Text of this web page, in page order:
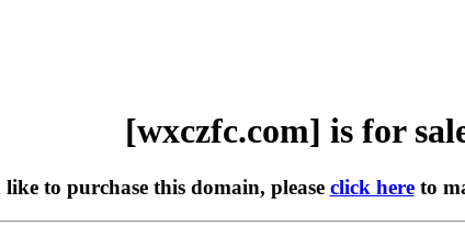
[wxczfc.com] is for
to purchase this domain, please click hereto